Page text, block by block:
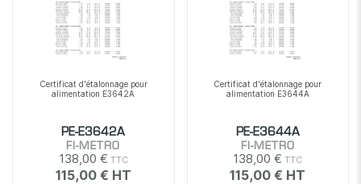
Certificat d'étalonnage pour
alimentation E3642A
PE-E3642A
FI-METRO
138,00 €
115,00 €
Certificat d'étalonnage pour
alimentation E3644A
PE-E3644A
FI-METRO
138,00 €
115,00 €